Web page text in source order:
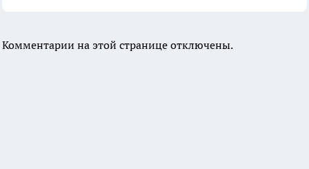
Комментарии на этой странице отключены.